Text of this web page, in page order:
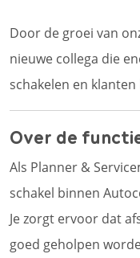
Door de groei van
nieuwe collega die
schakelen en klanten
Over de
Als Planner &
schakel binnen
Je zorgt ervoor dat
goed geholpen